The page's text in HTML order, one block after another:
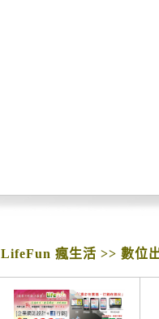
LifeFun 瘋生活 >> 數位